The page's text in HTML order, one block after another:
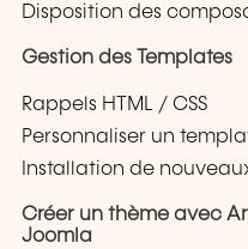
Disposition des
Gestion des Templates
Rappels HTML / CSS
Personnaliser un
Installation de
Créer un thème avec
Joomla